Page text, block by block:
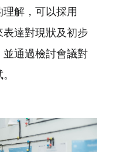
解，可以採用
表達對現狀及初步
通過檢討會議對